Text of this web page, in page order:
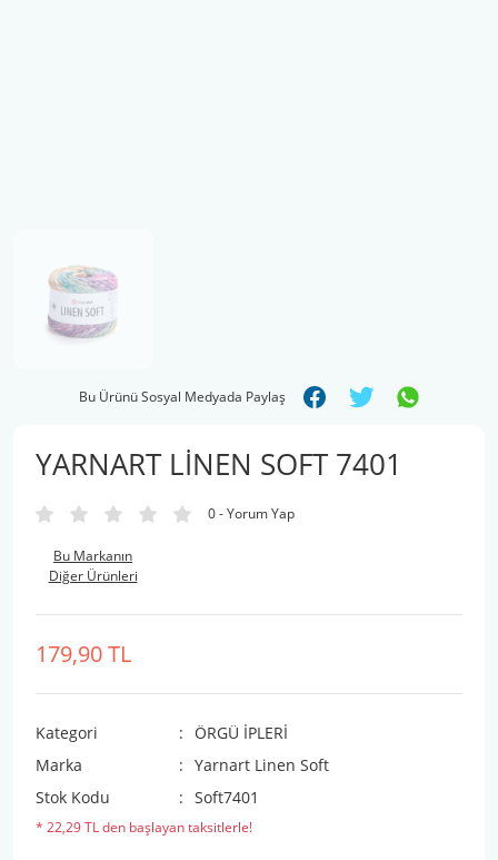
Bu Ürünü Sosyal Medyada Paylaş
YARNART LİNEN SOFT 7401
0 - Yorum Yap
Bu Markanın
Diğer Ürünleri
179,90 TL
Kategori
ÖRGÜ İPLERİ
Marka
Yarnart Linen Soft
Stok Kodu
Soft7401
* 22,29 TL den başlayan taksitlerle!